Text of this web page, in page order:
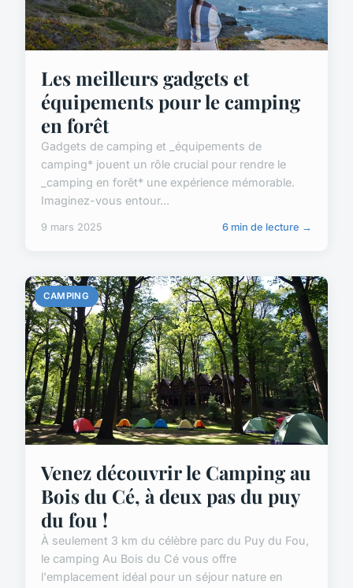
Les meilleurs gadgets et
équipements pour le camping
en forêt
Gadgets de camping et _équipements de
camping* jouent un rôle crucial pour rendre le
_camping en forêt* une expérience mémorable.
Imaginez-vous entour...
9 mars 2025 6 min de lecture →
CAMPING
Venez découvrir le Camping au
Bois du Cé, à deux pas du puy
du fou !
À seulement 3 km du célèbre parc du Puy du Fou,
le camping Au Bois du Cé vous offre
l'emplacement idéal pour un séjour nature en